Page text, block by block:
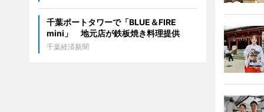
千葉ポートタワーで「BLUE＆FIRE
mini」 地元店が鉄板焼き料理提供
千葉経済新聞